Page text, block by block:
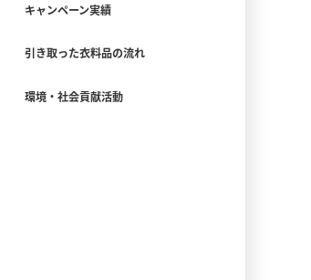
キャンペーン実績
引き取った衣料品の流れ
環境・社会貢献活動